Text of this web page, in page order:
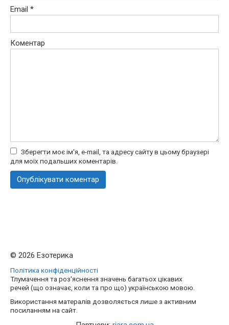
Email *
Коментар
Зберегти моє ім'я, e-mail, та адресу сайту в цьому браузері
для моїх подальших коментарів.
© 2026 Езотерика
Політика конфіденційності
Тлумачення та роз'яснення значень багатьох цікавих
речей (що означає, коли та про що) українською мовою.
Використання матералів дозволяється лише з активним
посиланням на сайт.